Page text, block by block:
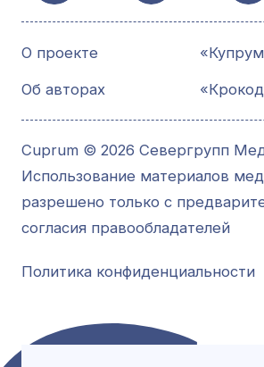
О проекте
Об авторах
Cuprum © 2026 Севергрупп
Использование материалов
разрешено только с
согласия правообладателей
Политика конфиденциальности